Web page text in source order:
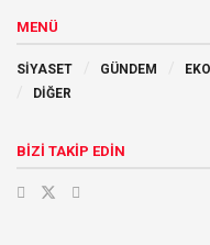
MENÜ
SİYASET GÜNDEM
DİĞER
BİZİ TAKİP EDİN